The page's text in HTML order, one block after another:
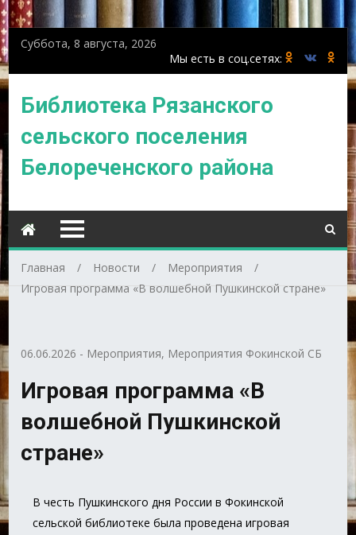
Суббота, 8 августа, 2026
Библиотека Рязанского
сельского поселения
Белореченского района
Главная Новости
Мероприятия
Игровая программа «В волшебной Пушкинской стране»
06.06.2026 - Мероприятия, Мероприятия Фокинской СБ
Игровая программа «В
волшебной Пушкинской
стране»
В честь Пушкинского дня России в Фокинской
сельской библиотеке была проведена игровая